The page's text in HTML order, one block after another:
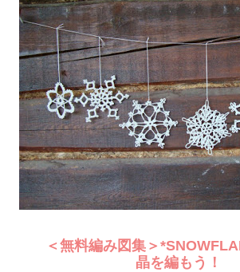
＜無料編み図集＞
晶を編もう！